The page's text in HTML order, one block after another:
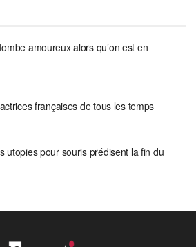
amoureux alors qu’on est en
françaises de tous les temps
utopies pour souris prédisent la fin du